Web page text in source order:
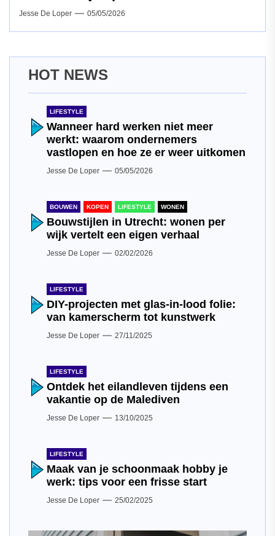
Jesse De Loper 05/05/2026
HOT NEWS
LIFESTYLE
Wanneer hard werken niet meer
werkt: waarom ondernemers
vastlopen en hoe ze er weer uitkomen
Jesse De Loper 05/05/2026
BOUWEN KOPEN LIFESTYLE WONEN
Bouwstijlen in Utrecht: wonen per
wijk vertelt een eigen verhaal
Jesse De Loper 02/02/2026
LIFESTYLE
DIY-projecten met glas-in-lood folie:
van kamerscherm tot kunstwerk
Jesse De Loper 27/11/2025
LIFESTYLE
Ontdek het eilandleven tijdens een
vakantie op de Malediven
Jesse De Loper 13/10/2025
LIFESTYLE
Maak van je schoonmaak hobby je
werk: tips voor een frisse start
Jesse De Loper 25/02/2025